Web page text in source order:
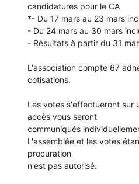
candidatures pour le CA
*- Du 17 mars au 23 mars
- Du 24 mars au 30 mars
- Résultats à partir du 31
L'association compte 67
cotisations.
Les votes s'effectueront sur
accès vous seront
communiqués
L'assemblée et les votes
procuration
n'est pas autorisé.